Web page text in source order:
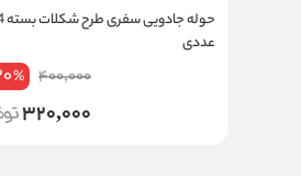
حوله
عددی
400,000
%
320,000